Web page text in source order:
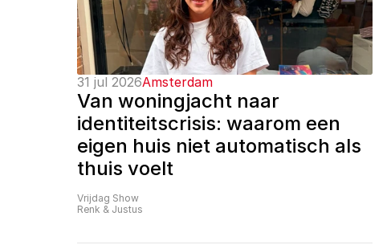
31 jul 2026Amsterdam
Van woningjacht naar
identiteitscrisis: waarom een
eigen huis niet automatisch als
thuis voelt
Vrijdag Show
Renk & Justus